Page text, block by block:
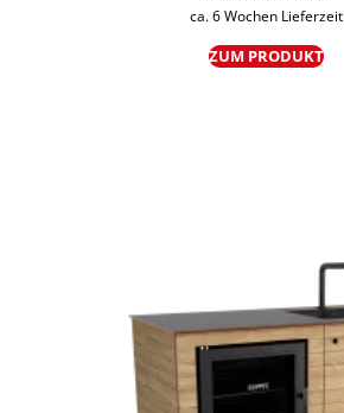
ca. 6 Wochen Lieferzeit
ZUM PRODUKT